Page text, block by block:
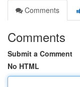
Comments
Comments
Submit a Comment
No HTML